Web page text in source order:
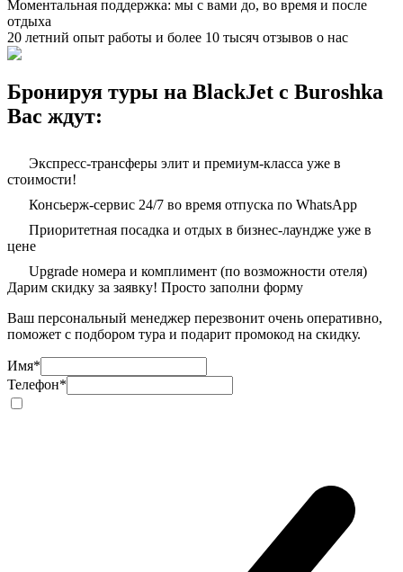
Моментальная поддержка: мы с вами до, во время и после
отдыха
20 летний опыт работы и более 10 тысяч отзывов о нас
Бронируя туры на BlackJet с Buroshka
Вас ждут:
Экспресс-трансферы элит и премиум-класса уже в
стоимости!
Консьерж-сервис 24/7 во время отпуска по WhatsApp
Приоритетная посадка и отдых в бизнес-лаундже уже в
цене
Upgrade номера и комплимент (по возможности отеля)
Дарим скидку за заявку! Просто заполни форму
Ваш персональный менеджер перезвонит очень оперативно,
поможет с подбором тура и подарит промокод на скидку.
Имя*
Телефон*